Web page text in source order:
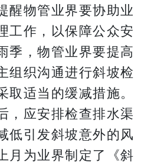
醒物管业界要协助业
工作，以保障公众安
季，物管业界要提高
组织沟通进行斜坡检
适当的缓减措施。
，应安排检查排水渠
低引发斜坡意外的风
月为业界制定了《斜